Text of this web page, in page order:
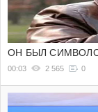
ОН БЫЛ
00:03 2 565 0